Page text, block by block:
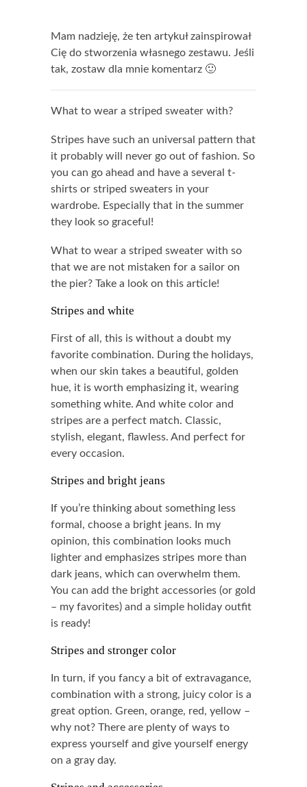
Mam nadzieję, że ten artykuł zainspirował
Cię do stworzenia własnego zestawu. Jeśli
tak, zostaw dla mnie komentarz 🙂
What to wear a striped sweater with?
Stripes have such an universal pattern that
it probably will never go out of fashion. So
you can go ahead and have a several t-
shirts or striped sweaters in your
wardrobe. Especially that in the summer
they look so graceful!
What to wear a striped sweater with so
that we are not mistaken for a sailor on
the pier? Take a look on this article!
Stripes and white
First of all, this is without a doubt my
favorite combination. During the holidays,
when our skin takes a beautiful, golden
hue, it is worth emphasizing it, wearing
something white. And white color and
stripes are a perfect match. Classic,
stylish, elegant, flawless. And perfect for
every occasion.
Stripes and bright jeans
If you’re thinking about something less
formal, choose a bright jeans. In my
opinion, this combination looks much
lighter and emphasizes stripes more than
dark jeans, which can overwhelm them.
You can add the bright accessories (or gold
– my favorites) and a simple holiday outfit
is ready!
Stripes and stronger color
In turn, if you fancy a bit of extravagance,
combination with a strong, juicy color is a
great option. Green, orange, red, yellow –
why not? There are plenty of ways to
express yourself and give yourself energy
on a gray day.